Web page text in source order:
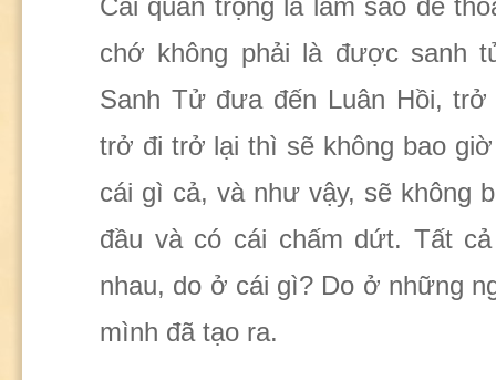
Cái quan trọng là làm sao để
chớ không phải là được sanh
Sanh Tử đưa đến Luân Hồi,
trở đi trở lại thì sẽ không bao
cái gì cả, và như vậy, sẽ không
đầu và có cái chấm dứt. Tất
nhau, do ở cái gì? Do ở những
mình đã tạo ra.